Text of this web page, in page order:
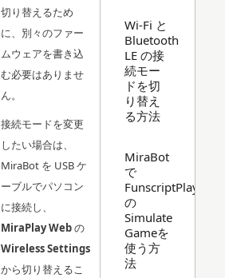
切り替えるため
に、別々のファー
ムウェアを書き込
む必要はありませ
ん。
接続モードを変更
したい場合は、
MiraBot を USB ケ
ーブルでパソコン
に接続し、
MiraPlay Webの
Wireless Settings
から切り替えるこ
Wi-Fi と
Bluetooth
LE の接
続モー
ドを切
り替え
る方法
MiraBot
で
FunscriptPlayer
の
Simulate
Gameを
使う方
法